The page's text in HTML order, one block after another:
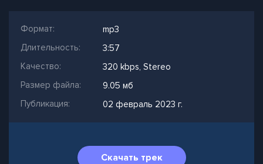
Формат:
mp3
Длительность:
3:57
Качество:
320 kbps, Stereo
Размер файла:
9.05 мб
Публикация:
02 февраль 2023 г.
Скачать трек